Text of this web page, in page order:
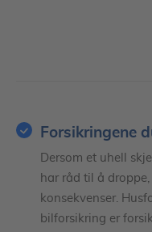
Forsikringene
Dersom et uhell
har råd til å
konsekvenser.
bilforsikring er